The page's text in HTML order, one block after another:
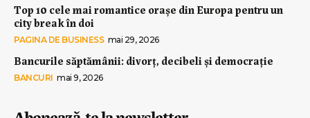
Top 10 cele mai romantice orașe din Europa pentru un
city break în doi
PAGINA DE BUSINESS mai 29, 2026
Bancurile săptămânii: divorț, decibeli și democrație
BANCURI mai 9, 2026